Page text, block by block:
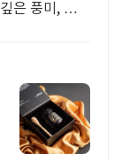
은 풍미, 쿠팡